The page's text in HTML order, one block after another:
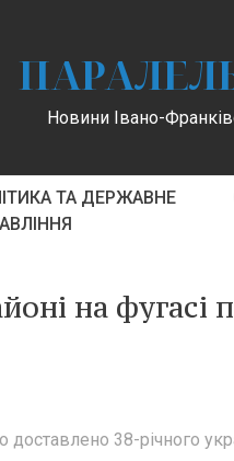
Новини Івано-
ТА ДЕРЖАВНЕ
на фугасі
38-річного